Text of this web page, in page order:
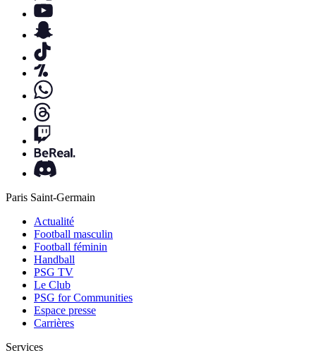
Paris Saint-Germain
Actualité
Football masculin
Football féminin
Handball
PSG TV
Le Club
PSG for Communities
Espace presse
Carrières
Services